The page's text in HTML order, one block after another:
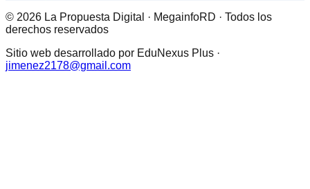
© 2026 La Propuesta Digital · MegainfoRD · Todos los
derechos reservados
Sitio web desarrollado por EduNexus Plus ·
jimenez2178@gmail.com